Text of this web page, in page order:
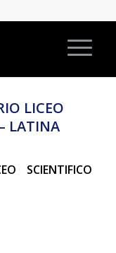
LICEO
LATINA
SCIENTIFICO